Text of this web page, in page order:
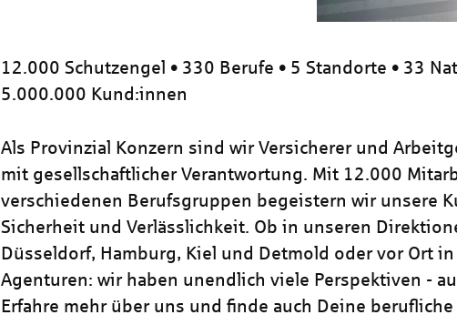
12.000 Schutzengel • 330 Berufe • 5 Standorte • 33
5.000.000 Kund:innen
Als Provinzial Konzern sind wir Versicherer und
mit gesellschaftlicher Verantwortung. Mit 12.000
verschiedenen Berufsgruppen begeistern wir unsere
Sicherheit und Verlässlichkeit. Ob in unseren
Düsseldorf, Hamburg, Kiel und Detmold oder vor Ort
Agenturen: wir haben unendlich viele Perspektiven -
Erfahre mehr über uns und finde auch Deine